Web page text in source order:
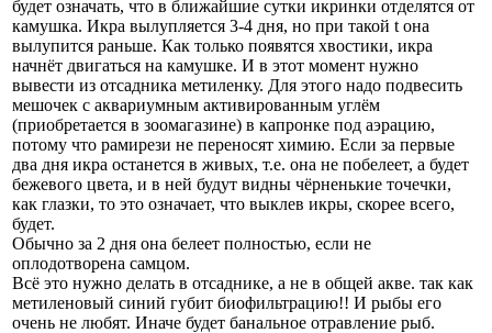
будет означать, что в ближайшие сутки икринки отделятся от
камушка. Икра вылупляется 3-4 дня, но при такой t она
вылупится раньше. Как только появятся хвостики, икра
начнёт двигаться на камушке. И в этот момент нужно
вывести из отсадника метиленку. Для этого надо подвесить
мешочек с аквариумным активированным углём
(приобретается в зоомагазине) в капронке под аэрацию,
потому что рамирези не переносят химию. Если за первые
два дня икра останется в живых, т.е. она не побелеет, а будет
бежевого цвета, и в ней будут видны чёрненькие точечки,
как глазки, то это означает, что выклев икры, скорее всего,
будет.
Обычно за 2 дня она белеет полностью, если не
оплодотворена самцом.
Всё это нужно делать в отсаднике, а не в общей акве. так как
метиленовый синий губит биофильтрацию!! И рыбы его
очень не любят. Иначе будет банальное отравление рыб.